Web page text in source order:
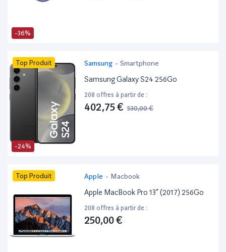
-36%
-24%
Top Produit Samsung - Smartphone
Samsung Galaxy S24 256Go
208 offres à partir de :
402,75 € 530,00 €
Top Produit Apple - Macbook
Apple MacBook Pro 13” (2017) 256Go
208 offres à partir de :
250,00 €